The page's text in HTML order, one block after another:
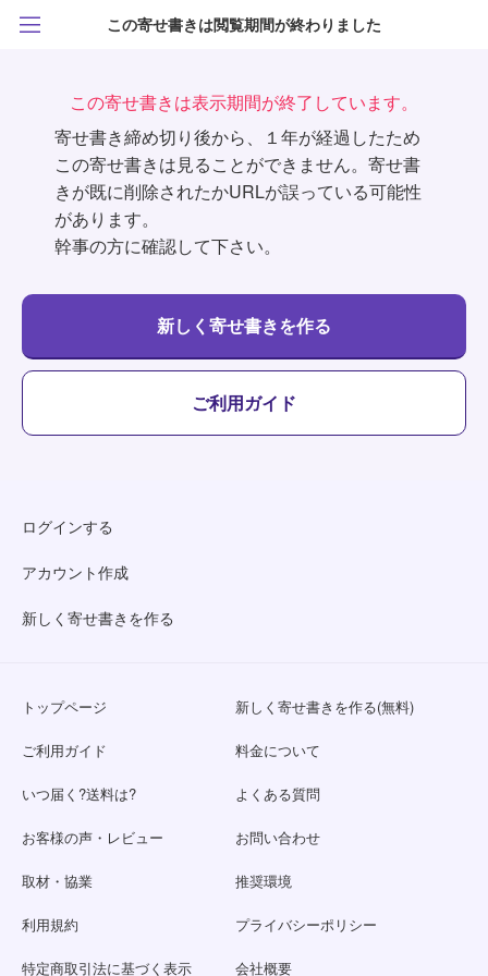
この寄せ書きは閲覧期間が終わりました
この寄せ書きは表示期間が終了しています。
寄せ書き締め切り後から、１年が経過したため
この寄せ書きは見ることができません。寄せ書
きが既に削除されたかURLが誤っている可能性
があります。
幹事の方に確認して下さい。
新しく寄せ書きを作る
ご利用ガイド
ログインする
アカウント作成
新しく寄せ書きを作る
トップページ 新しく寄せ書きを作る(無料)
ご利用ガイド 料金について
いつ届く?送料は? よくある質問
お客様の声・レビュー お問い合わせ
取材・協業 推奨環境
利用規約 プライバシーポリシー
特定商取引法に基づく表示 会社概要